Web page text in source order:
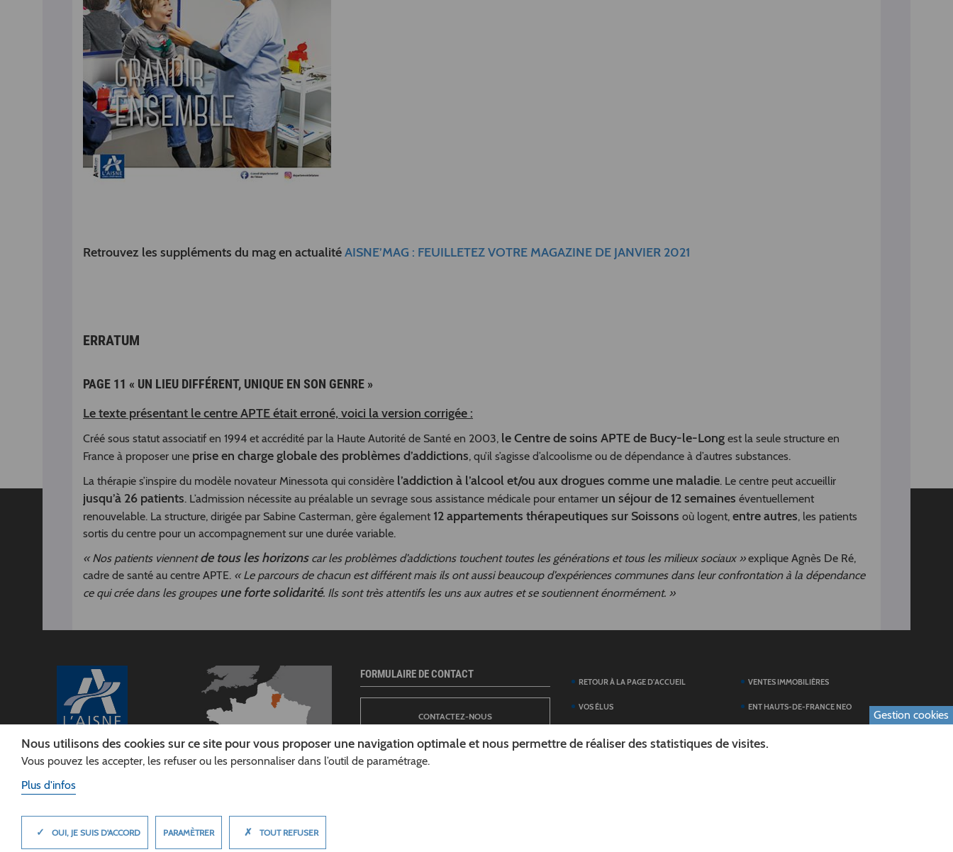
Retrouvez les suppléments du mag en actualitéAISNE’MAG : FEUILLETEZ VOTRE MAGAZINE DE JANVIER 2021
ERRATUM
PAGE 11 « UN LIEU DIFFÉRENT, UNIQUE EN SON GENRE »
Le texte présentant le centre APTE était erroné, voici la version corrigée :
Créé sous statut associatif en 1994 et accrédité par la Haute Autorité de Santé en 2003, le Centre de soins APTE de Bucy-le-Long est la seule structure en
France à proposer une prise en charge globale des problèmes d’addictions, qu’il s’agisse d’alcoolisme ou de dépendance à d’autres substances.
La thérapie s’inspire du modèle novateur Minessota qui considère l’addiction à l’alcool et/ou aux drogues comme une maladie. Le centre peut accueillir
jusqu’à 26 patients. L’admission nécessite au préalable un sevrage sous assistance médicale pour entamer un séjour de 12 semaines éventuellement
renouvelable. La structure, dirigée par Sabine Casterman, gère également 12 appartements thérapeutiques sur Soissons où logent, entre autres, les patients
sortis du centre pour un accompagnement sur une durée variable.
« Nos patients viennentde tous les horizonscar les problèmes d’addictions touchent toutes les générations et tous les milieux sociaux »explique Agnès De Ré,
cadre de santé au centre APTE. « Le parcours de chacun est différent mais ils ont aussi beaucoup d’expériences communes dans leur confrontation à la dépendance
ce qui crée dans les groupes une forte solidarité. Ils sont très attentifs les uns aux autres et se soutiennent énormément. »
CONSEIL
L'AISNE
Rue Paul Doumer
FORMULAIRE DE CONTACT
CONTACTEZ-NOUS
RETOUR À LA PAGE D'ACCUEIL
VOS ÉLUS
DÉPARTEMENT
VENTES IMMOBILIÈRES
ENT HAUTS-DE-FRANCE NEO
Gestion cookies
Nous utilisons des cookies sur ce site pour vous proposer une navigation optimale et nous permettre de réaliser des statistiques de visites.
Vous pouvez les accepter, les refuser ou les personnaliser dans l’outil de paramétrage.
Plus d'infos
✓ OUI, JE SUIS D'ACCORD PARAMÈTRER ✗ TOUT REFUSER
MASQUER